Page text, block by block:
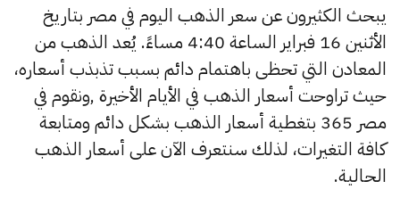
يبحث الكثيرون عن سعر الذهب اليوم في مصر بتاريخ
الأثنين 16 فبراير الساعة 4:40 مساءً. يُعد الذهب من
المعادن التي تحظى باهتمام دائم بسبب تذبذب أسعاره،
حيث تراوحت أسعار الذهب في الأيام الأخيرة ,ونقوم في
مصر 365 بتغطية أسعار الذهب بشكل دائم ومتابعة
كافة التغيرات، لذلك سنتعرف الآن على أسعار الذهب
الحالية.